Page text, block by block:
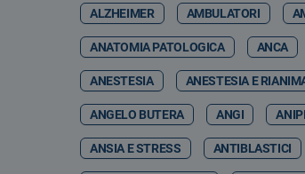
ALZHEIMER AMBULATORI
ANATOMIA PATOLOGICA ANCA
ANESTESIA ANESTESIA E
ANGELO BUTERA ANGI
ANSIA E STRESS ANTIBLASTICI